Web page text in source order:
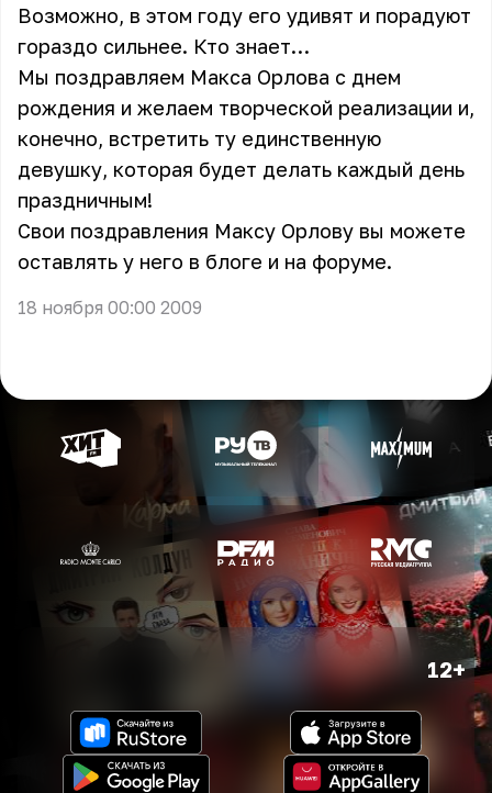
Возможно, в этом году его удивят и порадуют
гораздо сильнее. Кто знает…
Мы поздравляем Макса Орлова с днем
рождения и желаем творческой реализации и,
конечно, встретить ту единственную
девушку, которая будет делать каждый день
праздничным!
Свои поздравления Максу Орлову вы можете
оставлять у него в блоге и на форуме.
18 ноября 00:00 2009
12+